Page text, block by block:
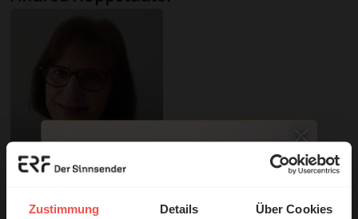
Zustimmung Details Über Cookies
© Privat
Sie möchten noch tiefer in die Bibel eintauchen? Wir